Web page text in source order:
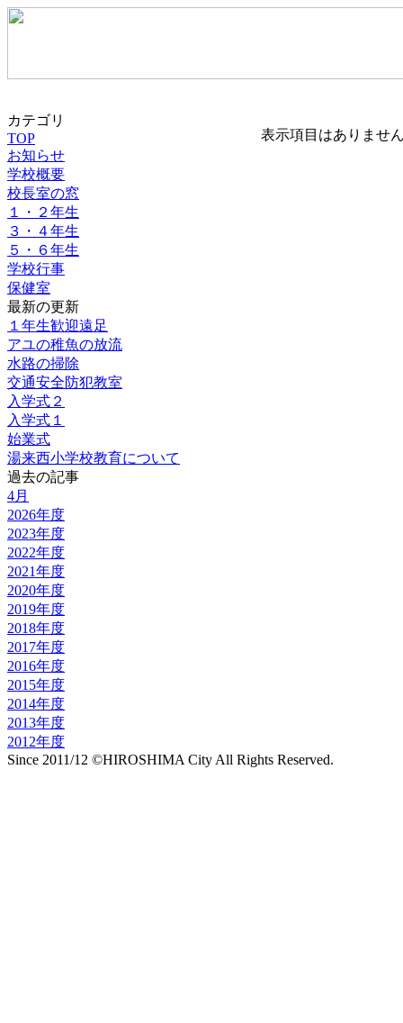
カテゴリ
TOP
お知らせ
学校概要
校長室の窓
１・２年生
３・４年生
５・６年生
学校行事
保健室
最新の更新
１年生歓迎遠足
アユの稚魚の放流
水路の掃除
交通安全防犯教室
入学式２
入学式１
始業式
湯来西小学校教育について
過去の記事
4月
2026年度
2023年度
2022年度
2021年度
2020年度
2019年度
2018年度
2017年度
2016年度
2015年度
2014年度
2013年度
2012年度
表示項目はありませ
Since 2011/12 ©HIROSHIMA City All Rights Reserved.